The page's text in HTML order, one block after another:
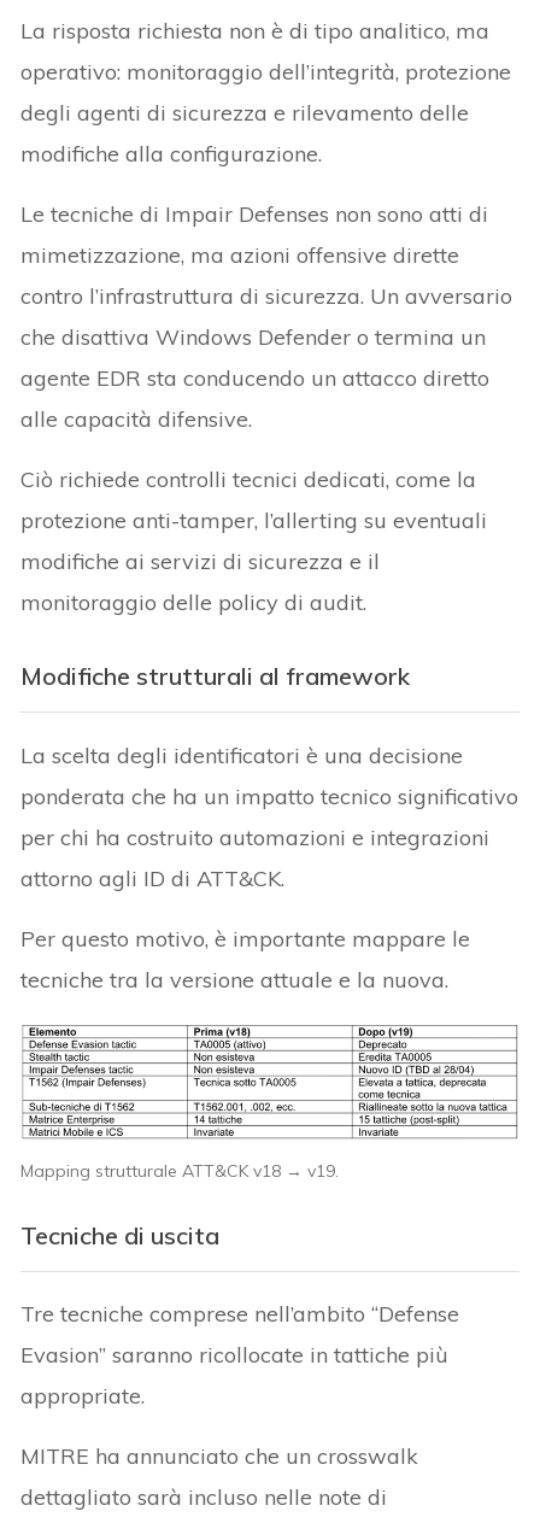
La risposta richiesta non è di tipo analitico, ma
operativo: monitoraggio dell’integrità, protezione
degli agenti di sicurezza e rilevamento delle
modifiche alla configurazione.
Le tecniche di Impair Defenses non sono atti di
mimetizzazione, ma azioni offensive dirette
contro l’infrastruttura di sicurezza. Un avversario
che disattiva Windows Defender o termina un
agente EDR sta conducendo un attacco diretto
alle capacità difensive.
Ciò richiede controlli tecnici dedicati, come la
protezione anti-tamper, l’allerting su eventuali
modifiche ai servizi di sicurezza e il
monitoraggio delle policy di audit.
Modifiche strutturali al framework
La scelta degli identificatori è una decisione
ponderata che ha un impatto tecnico significativo
per chi ha costruito automazioni e integrazioni
attorno agli ID di ATT&CK.
Per questo motivo, è importante mappare le
tecniche tra la versione attuale e la nuova.
Mapping strutturale ATT&CK v18 → v19.
Tecniche di uscita
Tre tecniche comprese nell’ambito “Defense
Evasion” saranno ricollocate in tattiche più
appropriate.
MITRE ha annunciato che un crosswalk
dettagliato sarà incluso nelle note di